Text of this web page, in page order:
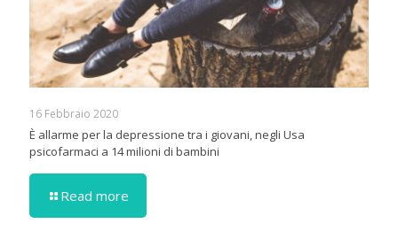
16 Febbraio 2020
È allarme per la depressione tra i giovani, negli Usa
psicofarmaci a 14 milioni di bambini
Read more